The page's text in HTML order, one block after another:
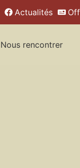
Actualités
Nous rencontrer